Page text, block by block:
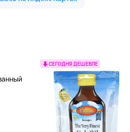
СЕГОДНЯ ДЕШЕВЛЕ